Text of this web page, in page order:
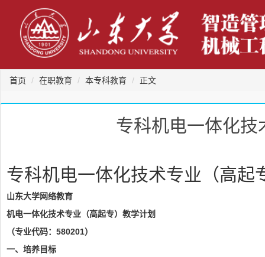
首页 在职教育 本专科教育 正文
专科机电一体化技
专科机电一体化技术专业（高起
山东大学网络教育
机电一体化技术专业（高起专）教学计划
（专业代码：580201）
一、培养目标